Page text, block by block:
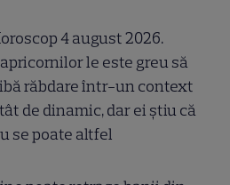
4 august 2026.
le este greu să
răbdare într-un context
de dinamic, dar ei știu că
se poate altfel